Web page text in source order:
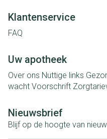
Klantenservice
FAQ
Uw apotheek
Over ons Nuttige links
wacht Voorschrift
Nieuwsbrief
Blijf op de hoogte van